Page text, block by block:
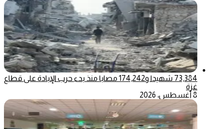
73,384 شهيدا و174,242 مصابا منذ بدء حرب الإبادة على قطاع
غزة
8 أغسطس، 2026